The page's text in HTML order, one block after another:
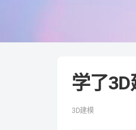
学了3D
3D建模